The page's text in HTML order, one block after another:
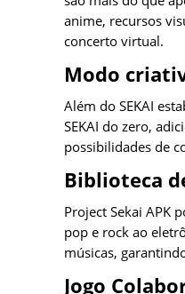
anime, recursos
concerto virtual.
Modo
Além do SEKAI
SEKAI do zero,
possibilidades de
Biblioteca
Project Sekai APK
pop e rock ao
músicas,
Jogo